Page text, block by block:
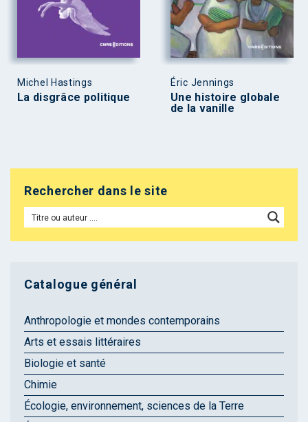
Michel Hastings
La disgrâce politique
Éric Jennings
Une histoire globale
de la vanille
Rechercher dans le site
Catalogue général
Anthropologie et mondes contemporains
Arts et essais littéraires
Biologie et santé
Chimie
Écologie, environnement, sciences de la Terre